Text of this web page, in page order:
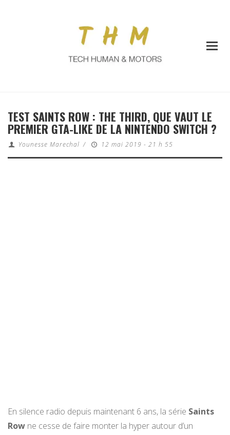
TEST SAINTS ROW : THE THIRD, QUE VAUT LE
PREMIER GTA-LIKE DE LA NINTENDO SWITCH ?
Younesse Marechal / 12 mai 2019 - 21 h 55
En silence radio depuis maintenant 6 ans, la série Saints
Row ne cesse de faire monter la hyper autour d’un